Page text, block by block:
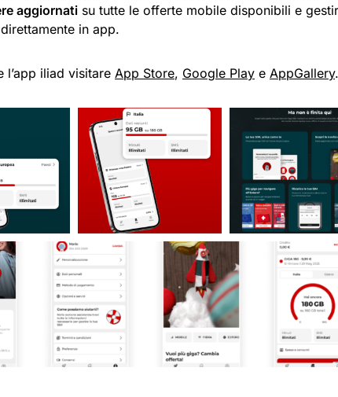
aggiornati su tutte le offerte mobile disponibili e
in app.
l’app iliad visitare App Store, Google Play e AppGallery.